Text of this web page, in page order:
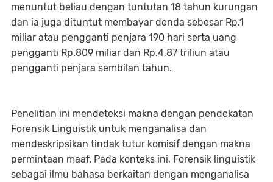
menuntut beliau dengan tuntutan 18 tahun kurungan
dan ia juga dituntut membayar denda sebesar Rp.1
miliar atau pengganti penjara 190 hari serta uang
pengganti Rp.809 miliar dan Rp.4,87 triliun atau
pengganti penjara sembilan tahun.
Penelitian ini mendeteksi makna dengan pendekatan
Forensik Linguistik untuk menganalisa dan
mendeskripsikan tindak tutur komisif dengan makna
permintaan maaf. Pada konteks ini, Forensik linguistik
sebagai ilmu bahasa berkaitan dengan menganalisa